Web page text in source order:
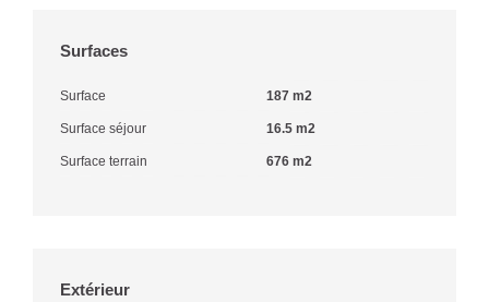
Surfaces
Surface 187 m2
Surface séjour 16.5 m2
Surface terrain 676 m2
Extérieur